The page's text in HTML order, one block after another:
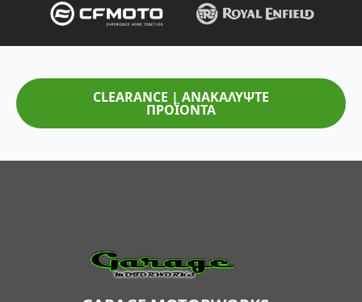
CLEARANCE | ΑΝΑΚΑΛΥΨΤΕ
ΠΡΟΪΟΝΤΑ